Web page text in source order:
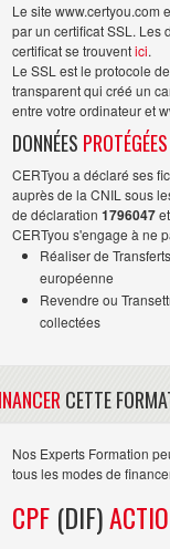
Le site www.certyou.com
par un certificat SSL. Les
certificat se trouventici.
Le SSL est le protocole
transparent qui créé un
entre votre ordinateur et
DONNÉES PROTÉGÉES
CERTyou a déclaré ses
auprès de la CNIL sous
de déclaration 1796047et
CERTyou s'engage à ne
Réaliser de
européenne
Revendre ou
collectées
CETTE
Nos Experts Formation
tous les modes de
CPF (DIF)